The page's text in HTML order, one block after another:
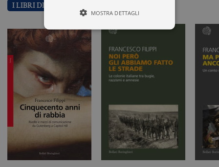
I LIBRI DI FRANCESCO FILIPPI
MOSTRA DETTAGLI
Tecnici ed equiparati
Profilazione
I cookie tecnici sono strettamente
necessari, consentono la funzionalità
del sito Web principale come l'accesso
degli utenti e la gestione dell'account. Il
sito Web non può essere utilizzato
correttamente senza i cookie
strettamente necessari. Col rispetto
delle condizioni previste dal Garante, i
cookie analitici sono equiparati ai
tecnici e dunque non necessitano del
consenso.